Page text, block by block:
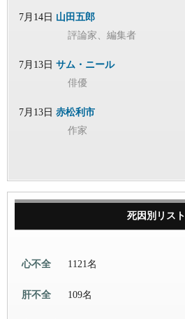
7月14日 山田五郎
評論家、編集者
7月13日 サム・ニール
俳優
7月13日 赤松利市
作家
死因別リスト
心不全 1121名
肝不全 109名